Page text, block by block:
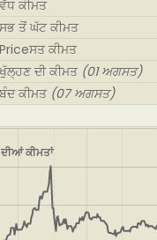
ਕੀਮਤ
ਤੋਂ ਘੱਟ ਕੀਮਤ
ਕੀਮਤ
ਦੀ ਕੀਮਤ (01 ਅਗਸਤ)
ਕੀਮਤ (07 ਅਗਸਤ)
ਦੀਆਂ ਕੀਮਤਾਂ